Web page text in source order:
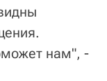
нам", -